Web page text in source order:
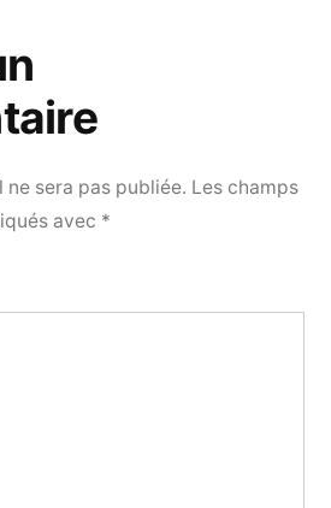
sera pas publiée. Les champs
avec *